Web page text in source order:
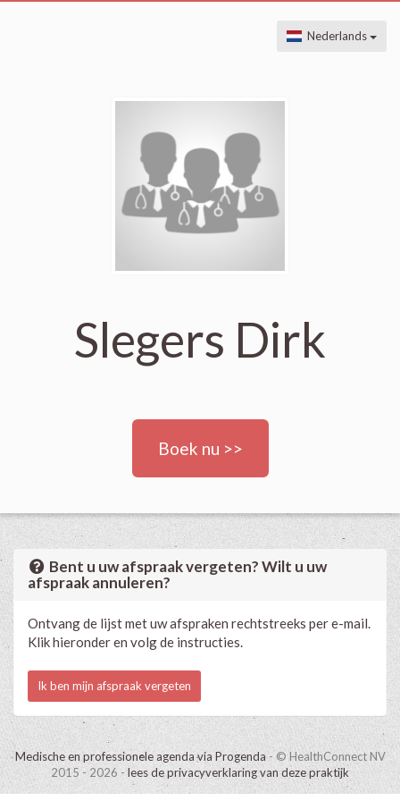
Nederlands
Slegers Dirk
Boek nu >>
Bent u uw afspraak vergeten? Wilt u uw
afspraak annuleren?
Ontvang de lijst met uw afspraken rechtstreeks per e-mail.
Klik hieronder en volg de instructies.
Ik ben mijn afspraak vergeten
Medische en professionele agenda via Progenda- © HealthConnect NV
2015 - 2026 - lees de privacyverklaring van deze praktijk